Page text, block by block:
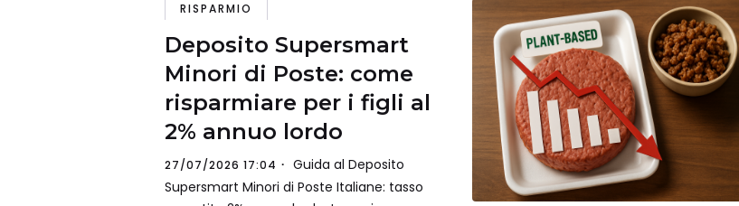
RISPARMIO
Deposito Supersmart
Minori di Poste: come
risparmiare per i figli al
2% annuo lordo
27/07/2026 17:04
Guida al Deposito
Supersmart Minori di Poste Italiane: tasso